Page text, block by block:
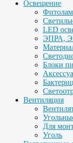
Освещение
LED
ЭПРА,
Блоки
Вентиляция
Для
Уголь